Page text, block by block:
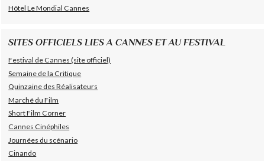
Hôtel Le Mondial Cannes
SITES OFFICIELS LIES A CANNES ET AU FESTIVAL
Festival de Cannes (site officiel)
Semaine de la Critique
Quinzaine des Réalisateurs
Marché du Film
Short Film Corner
Cannes Cinéphiles
Journées du scénario
Cinando